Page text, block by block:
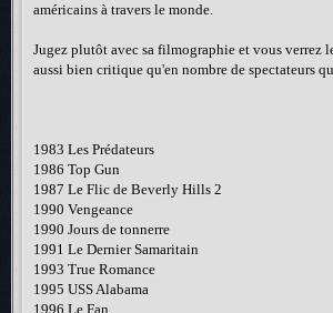
américains à travers le monde.
Jugez plutôt avec sa filmographie et vous verrez
aussi bien critique qu'en nombre de spectateurs
1983 Les Prédateurs
1986 Top Gun
1987 Le Flic de Beverly Hills 2
1990 Vengeance
1990 Jours de tonnerre
1991 Le Dernier Samaritain
1993 True Romance
1995 USS Alabama
1996 Le Fan